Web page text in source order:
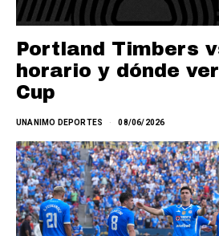
Portland Timbers
horario y dónde
Cup
UNANIMO DEPORTES 08/06/2026